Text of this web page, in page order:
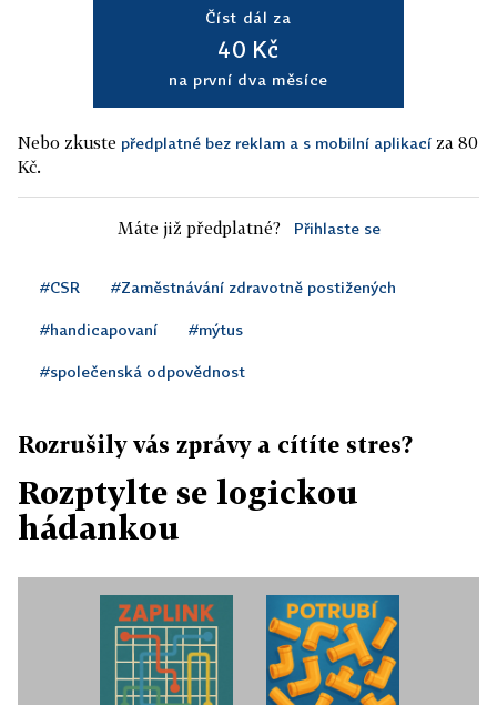
Číst dál za
40 Kč
na první dva měsíce
Nebo zkuste předplatné bez reklam a s mobilní aplikací za 80
Kč.
Máte již předplatné? Přihlaste se
#CSR #Zaměstnávání zdravotně postižených
#handicapovaní #mýtus
#společenská odpovědnost
Rozrušily vás zprávy a cítíte stres?
Rozptylte se logickou
hádankou